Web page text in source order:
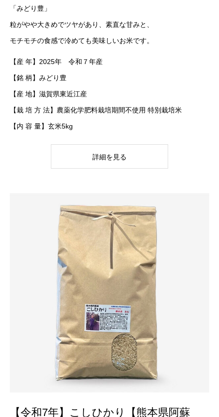
「みどり豊」
粒がやや大きめでツヤがあり、素直な甘みと、
モチモチの食感で冷めても美味しいお米です。
【産 年】2025年 令和７年産
【銘 柄】みどり豊
【産 地】滋賀県東近江産
【栽 培 方 法】農薬化学肥料栽培期間不使用 特別栽培米
【内 容 量】玄米5kg
詳細を見る
【令和7年】こしひかり【熊本県阿蘇